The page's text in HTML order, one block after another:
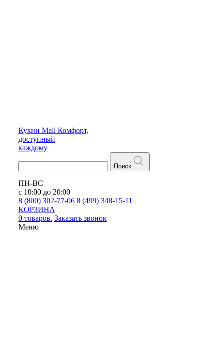
Кухни Mall Комфорт,
доступный
каждому
Поиск
ПН-ВС
с 10:00 до 20:00
8 (800) 302-77-06 8 (499) 348-15-11
КОРЗИНА
0 товаров. Заказать звонок
Меню